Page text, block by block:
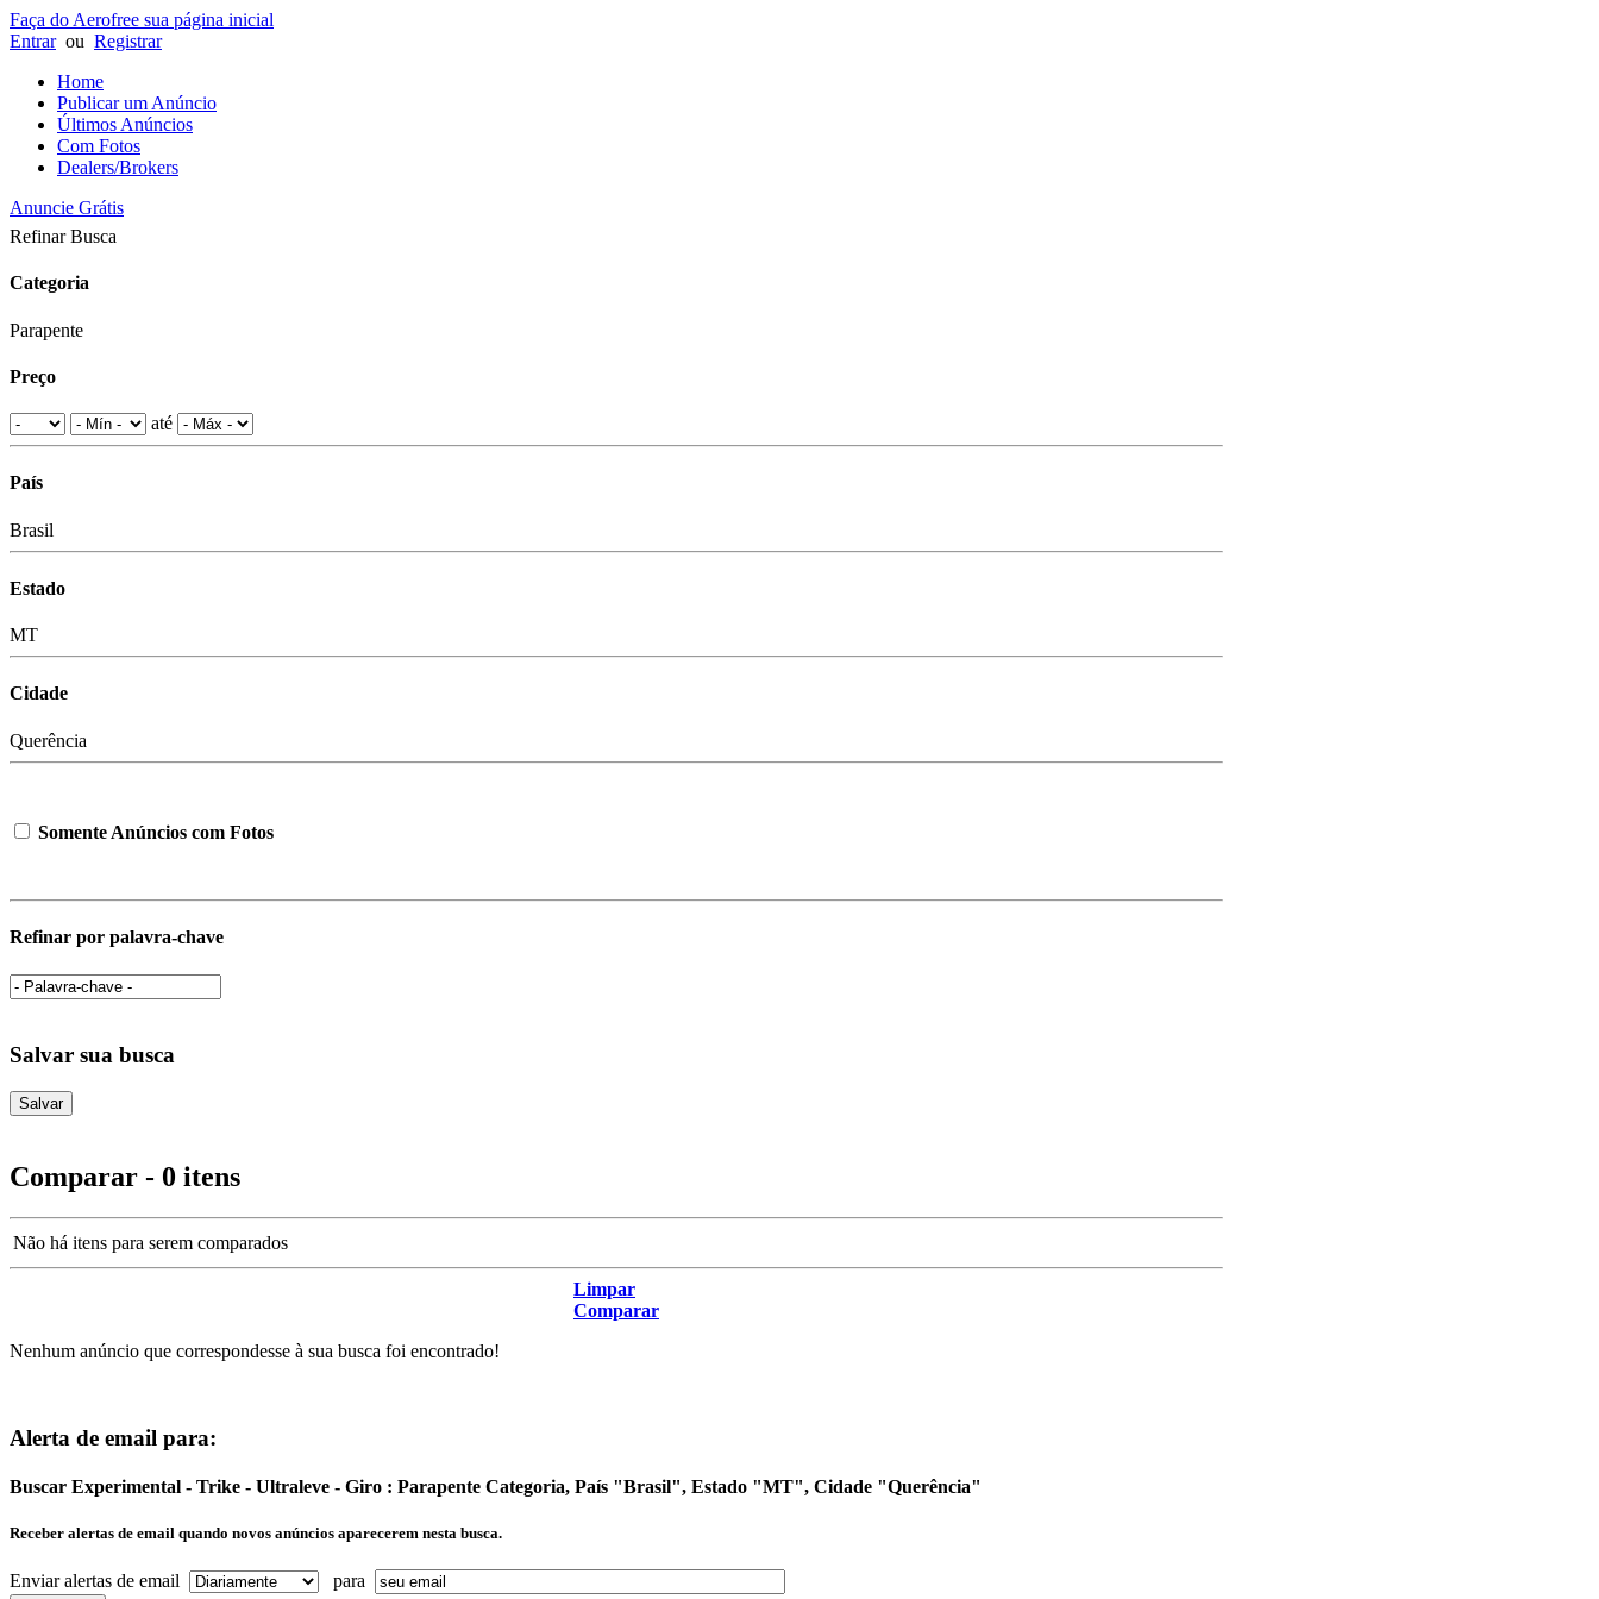
Faça do Aerofree sua página inicial
Entrarou Registrar
Home
Publicar um Anúncio
Últimos Anúncios
Com Fotos
Dealers/Brokers
Anuncie Grátis
Refinar Busca
Categoria
Parapente
Preço
até
País
Brasil
Estado
MT
Cidade
Querência
Somente Anúncios com Fotos
Refinar por palavra-chave
Salvar sua busca
Comparar - 0 itens
Não há itens para serem comparados
Limpar
Comparar
Nenhum anúncio que correspondesse à sua busca foi encontrado!
Alerta de email para:
Buscar Experimental - Trike - Ultraleve - Giro : Parapente Categoria, País "Brasil", Estado "MT", Cidade "Querência"
Receber alertas de email quando novos anúncios aparecerem nesta busca.
Enviar alertas de email para